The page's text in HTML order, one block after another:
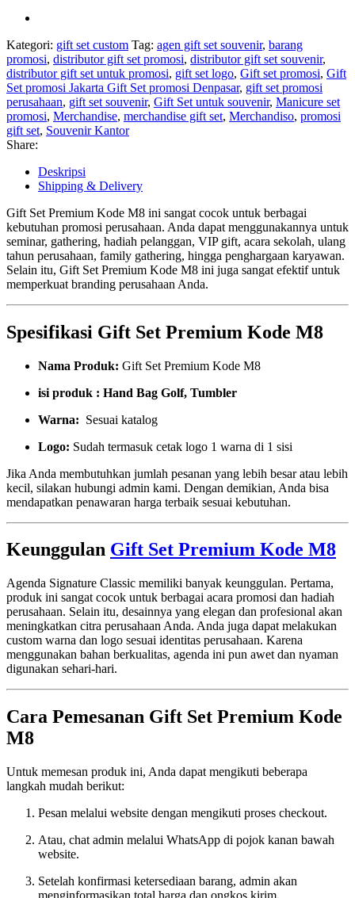
Kategori: gift set custom Tag: agen gift set souvenir, barang
promosi, distributor gift set promosi, distributor gift set souvenir,
distributor gift set untuk promosi, gift set logo, Gift set promosi, Gift
Set promosi Jakarta Gift Set promosi Denpasar, gift set promosi
perusahaan, gift set souvenir, Gift Set untuk souvenir, Manicure set
promosi, Merchandise, merchandise gift set, Merchandiso, promosi
gift set, Souvenir Kantor
Share:
Deskripsi
Shipping & Delivery
Gift Set Premium Kode M8 ini sangat cocok untuk berbagai
kebutuhan promosi perusahaan. Anda dapat menggunakannya untuk
seminar, gathering, hadiah pelanggan, VIP gift, acara sekolah, ulang
tahun perusahaan, family gathering, hingga penghargaan karyawan.
Selain itu, Gift Set Premium Kode M8 ini juga sangat efektif untuk
memperkuat branding perusahaan Anda.
Spesifikasi Gift Set Premium Kode M8
Nama Produk: Gift Set Premium Kode M8
isi produk : Hand Bag Golf, Tumbler
Warna: Sesuai katalog
Logo: Sudah termasuk cetak logo 1 warna di 1 sisi
Jika Anda membutuhkan jumlah pesanan yang lebih besar atau lebih
kecil, silakan hubungi admin kami. Dengan demikian, Anda bisa
mendapatkan penawaran harga terbaik sesuai kebutuhan.
Keunggulan Gift Set Premium Kode M8
Agenda Signature Classic memiliki banyak keunggulan. Pertama,
produk ini sangat cocok untuk berbagai acara promosi dan hadiah
perusahaan. Selain itu, desainnya yang elegan dan profesional akan
meningkatkan citra perusahaan Anda. Anda juga dapat melakukan
custom warna dan logo sesuai identitas perusahaan. Karena
menggunakan bahan berkualitas, agenda ini pun awet dan nyaman
digunakan sehari-hari.
Cara Pemesanan Gift Set Premium Kode
M8
Untuk memesan produk ini, Anda dapat mengikuti beberapa
langkah mudah berikut:
Pesan melalui website dengan mengikuti proses checkout.
Atau, chat admin melalui WhatsApp di pojok kanan bawah
website.
Setelah konfirmasi ketersediaan barang, admin akan